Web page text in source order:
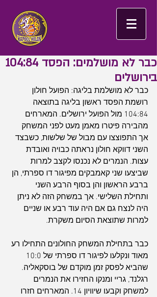
כבר לא מושלמים: הפסד 104:84
בירושלים
כבר לא מושלמת בליגה: הפועל חולון
רושמת הפסד ראשון בליגה בתוצאה
104:84 מול הפועל ירושלים. המארחים
מהבירה פיטרו מאמן מעט לפני המשחק
אך התפוצצו עם מבול של שלשות, כשבצד
השני דווקא חולון נראתה כבויה ואובדת
עצות. הנמרים לא נכנסו לקצב למרות
שביצעו שני קאמבקים מפיגור דו ספרתי, הן
ברבע הראשון והן בסוף הרבע השני
ותחילת השלישי. אך במשחק הזה לא ניתן
היה לנצח גם אם היה עוד רבע או שניים
למרות שתוצאת הסיום משקרת.
כבר בתחילת המשחק החולונים התחילו רע
שהביא לפסק זמן מוקדם של בוסקאליה.
רגלנד, גריי ומנקו החזירו את הנמרים
למשחק וקבעו שיוויון 14. המארחים חזרו